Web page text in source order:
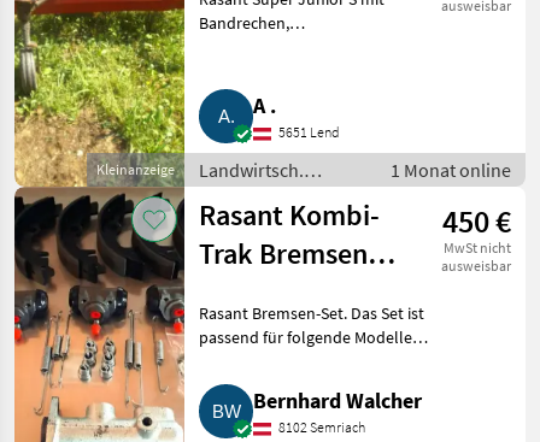
Kleinanzeige
ausweisbar
Bandrechen,
Dieselmotor. Landwirtsch.
Motorfahrzeuge Motormäher/-
fräsen
A .
5651 Lend
Landwirtsch.
Motorfahrzeuge /
Motormäher/-fräsen
1 Monat online
Rasant Kombi-
Trak Bremsen
neu
450 €
MwSt nicht
ausweisbar
Rasant Bremsen-Set. Das Set ist
passend für folgende Modelle:
1903, Rasant Kombi-Trak und
Mähtraktor. Enthalten sind:
Hauptbremszylinder,
Bernhard Walcher
8102 Semriach